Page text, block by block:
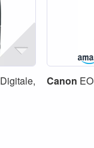
Digitale, Canon